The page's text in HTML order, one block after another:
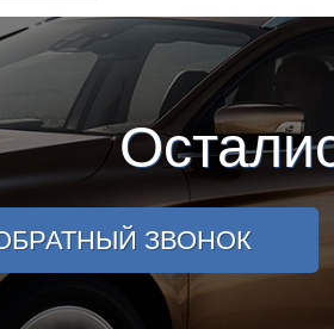
ЗВОНОК